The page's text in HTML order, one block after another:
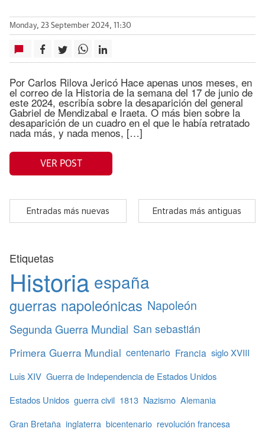
Monday, 23 September 2024, 11:30
Por Carlos Rilova Jericó Hace apenas unos meses, en
el correo de la Historia de la semana del 17 de junio de
este 2024, escribía sobre la desaparición del general
Gabriel de Mendizabal e Iraeta. O más bien sobre la
desaparición de un cuadro en el que le había retratado
nada más, y nada menos, […]
VER POST
Entradas más nuevas Entradas más antiguas
Etiquetas
Historia españa
guerras napoleónicas Napoleón
Segunda Guerra Mundial San sebastián
Primera Guerra Mundial centenario Francia siglo XVIII
Luis XIV Guerra de Independencia de Estados Unidos
Estados Unidos guerra civil 1813 Nazismo Alemania
Gran Bretaña inglaterra bicentenario revolución francesa